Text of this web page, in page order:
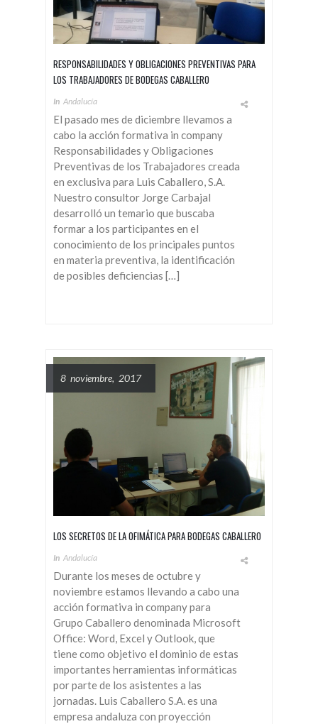
RESPONSABILIDADES Y OBLIGACIONES PREVENTIVAS PARA
LOS TRABAJADORES DE BODEGAS CABALLERO
In Andalucía
El pasado mes de diciembre llevamos a
cabo la acción formativa in company
Responsabilidades y Obligaciones
Preventivas de los Trabajadores creada
en exclusiva para Luis Caballero, S.A.
Nuestro consultor Jorge Carbajal
desarrolló un temario que buscaba
formar a los participantes en el
conocimiento de los principales puntos
en materia preventiva, la identificación
de posibles deficiencias […]
8 noviembre, 2017
LOS SECRETOS DE LA OFIMÁTICA PARA BODEGAS CABALLERO
In Andalucía
Durante los meses de octubre y
noviembre estamos llevando a cabo una
acción formativa in company para
Grupo Caballero denominada Microsoft
Office: Word, Excel y Outlook, que
tiene como objetivo el dominio de estas
importantes herramientas informáticas
por parte de los asistentes a las
jornadas. Luis Caballero S.A. es una
empresa andaluza con proyección